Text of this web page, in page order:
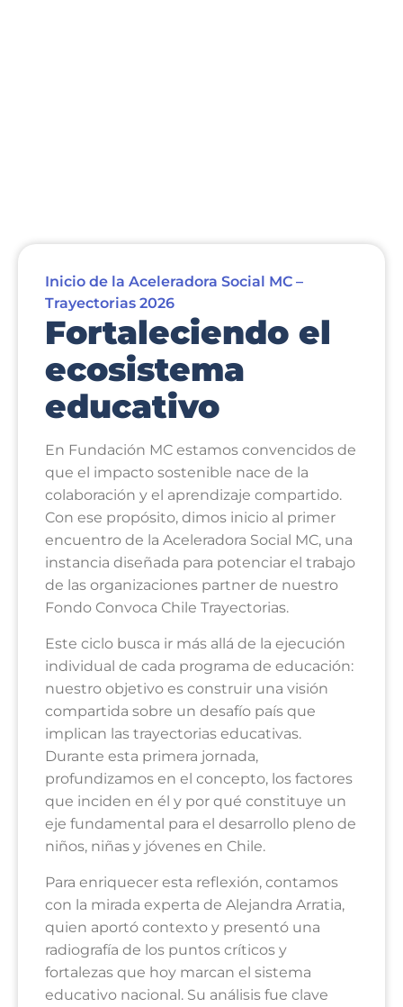
Inicio de la Aceleradora Social MC –
Trayectorias 2026
Fortaleciendo el
ecosistema
educativo
En Fundación MC estamos convencidos de
que el impacto sostenible nace de la
colaboración y el aprendizaje compartido.
Con ese propósito, dimos inicio al primer
encuentro de la Aceleradora Social MC, una
instancia diseñada para potenciar el trabajo
de las organizaciones partner de nuestro
Fondo Convoca Chile Trayectorias.
Este ciclo busca ir más allá de la ejecución
individual de cada programa de educación:
nuestro objetivo es construir una visión
compartida sobre un desafío país que
implican las trayectorias educativas.
Durante esta primera jornada,
profundizamos en el concepto, los factores
que inciden en él y por qué constituye un
eje fundamental para el desarrollo pleno de
niños, niñas y jóvenes en Chile.
Para enriquecer esta reflexión, contamos
con la mirada experta de Alejandra Arratia,
quien aportó contexto y presentó una
radiografía de los puntos críticos y
fortalezas que hoy marcan el sistema
educativo nacional. Su análisis fue clave